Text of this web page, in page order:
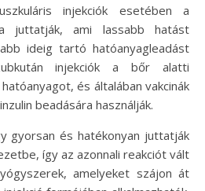
injekciók esetében a
juttatják, ami lassabb hatást
ideig tartó hatóanyagleadást
injekciók a bőr alatti
és általában vakcinák
beadására használják.
gyorsan és hatékonyan juttatják
így az azonnali reakciót vált
amelyeket szájon át